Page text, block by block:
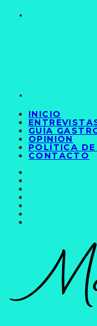
INICIO
GUÍA
OPINIÓN
POLÍTICA
CONTACTO